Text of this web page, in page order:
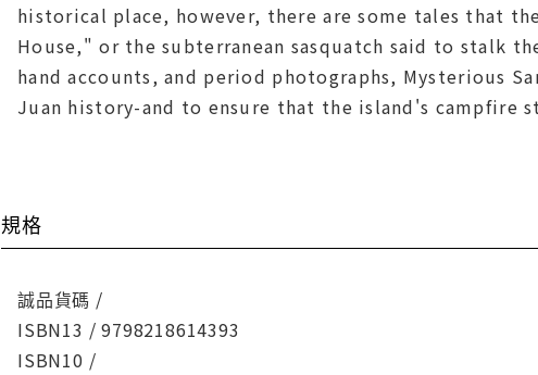
historical place, however, there are some tales that
House," or the subterranean sasquatch said to stalk
hand accounts, and period photographs, Mysterious
Juan history-and to ensure that the island's campfire
規格
誠品貨碼 /
ISBN13 / 9798218614393
ISBN10 /